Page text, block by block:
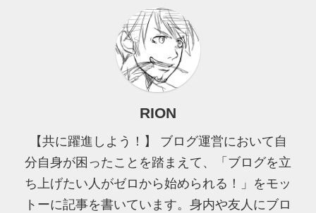
です。 2種類のキーワ
ード＋文体【記事タイト
に解説します。 ① あ
りきたりなブログ記 ...
RION
【共に躍進しよう！】 ブログ運営において自
分自身が困ったことを踏まえて、「ブログを立
ち上げたい人がゼロから始められる！」をモッ
トーに記事を書いています。身内や友人にブロ